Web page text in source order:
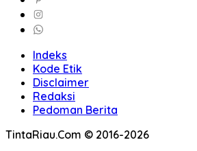
Indeks
Kode Etik
Disclaimer
Redaksi
Pedoman Berita
TintaRiau.Com © 2016-2026